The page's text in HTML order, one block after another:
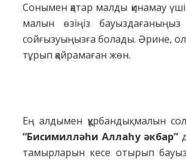
Сонымен қатар малды қинамау
малын өзіңіз
сойғызуыңызға болады. Әрине,
тұрып қайрамаған жөн.
Ең алдымен құрбандық малын
“Бисимилләһи Аллаһу әкбар”
тамырларын кесе отырып